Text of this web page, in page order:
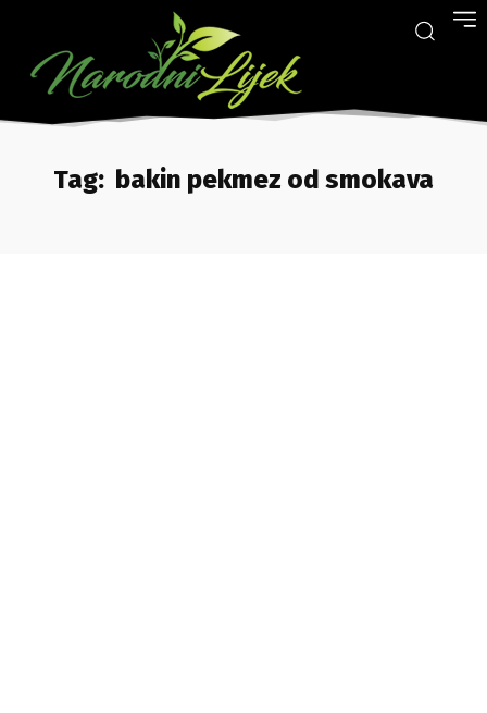
Tag: bakin pekmez od smokava